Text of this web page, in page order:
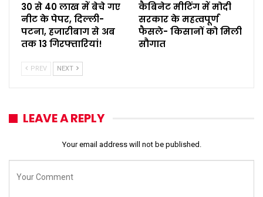
30 से 40 लाख में बेचे गए
नीट के पेपर, दिल्ली-
पटना, हजारीबाग से अब
तक 13 गिरफ्तारियां!
कैबिनेट मीटिंग में मोदी
सरकार के महत्वपूर्ण
फैसले- किसानों को मिली
सौगात
PREV NEXT
LEAVE A REPLY
Your email address will not be published.